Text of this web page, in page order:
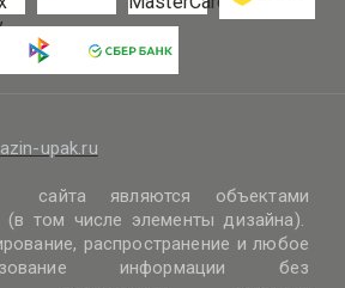
upak.ru
сайта являются объектами
(в том числе элементы дизайна).
распространение и любое
информации без